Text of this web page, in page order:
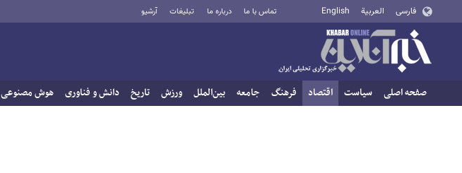
فارسی العربية English تماس با ما درباره ما تبلیغات آرشیو
صفحه اصلی سیاست اقتصاد فرهنگ جامعه بین‌الملل ورزش تاریخ دانش و فناوری هوش مصنوعی